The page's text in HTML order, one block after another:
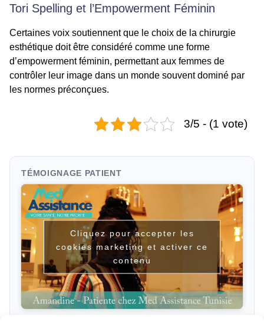
Tori Spelling et l’Empowerment Féminin
Certaines voix soutiennent que le choix de la chirurgie
esthétique doit être considéré comme une forme
d’empowerment féminin, permettant aux femmes de
contrôler leur image dans un monde souvent dominé par
les normes préconçues.
3/5 - (1 vote)
TÉMOIGNAGE PATIENT
Cliquez pour accepter les
cookies marketing et activer ce
contenu